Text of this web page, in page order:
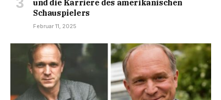
und die Karriere des amerikanischen
Schauspielers
Februar 11, 2025